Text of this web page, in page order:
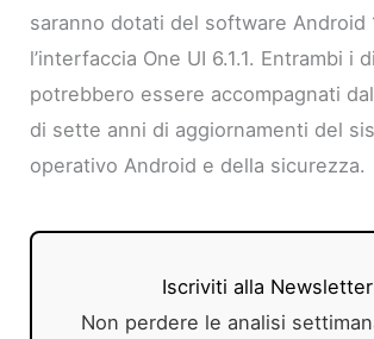
saranno dotati del software Android
l’interfaccia One UI 6.1.1. Entrambi i
potrebbero essere accompagnati
di sette anni di aggiornamenti del
operativo Android e della sicurezza.
Iscriviti alla Newsletter
Non perdere le analisi